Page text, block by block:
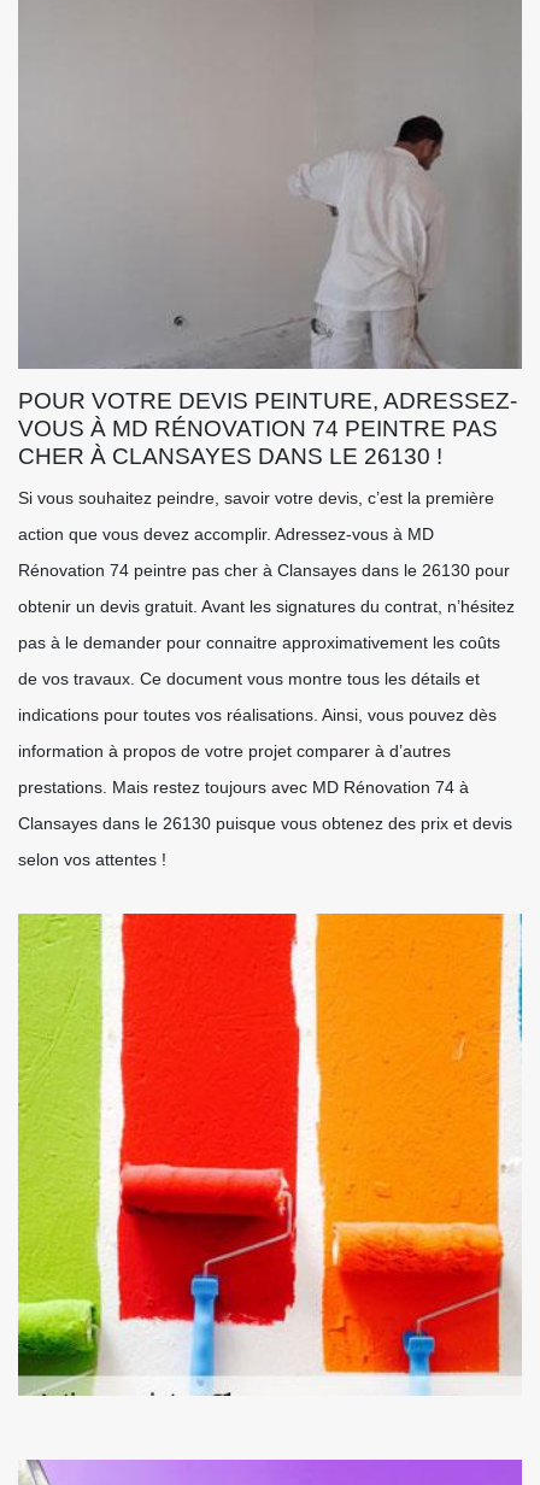
POUR VOTRE DEVIS PEINTURE, ADRESSEZ-
VOUS À MD RÉNOVATION 74 PEINTRE PAS
CHER À CLANSAYES DANS LE 26130 !
Si vous souhaitez peindre, savoir votre devis, c’est la première
action que vous devez accomplir. Adressez-vous à MD
Rénovation 74 peintre pas cher à Clansayes dans le 26130 pour
obtenir un devis gratuit. Avant les signatures du contrat, n’hésitez
pas à le demander pour connaitre approximativement les coûts
de vos travaux. Ce document vous montre tous les détails et
indications pour toutes vos réalisations. Ainsi, vous pouvez dès
information à propos de votre projet comparer à d’autres
prestations. Mais restez toujours avec MD Rénovation 74 à
Clansayes dans le 26130 puisque vous obtenez des prix et devis
selon vos attentes !